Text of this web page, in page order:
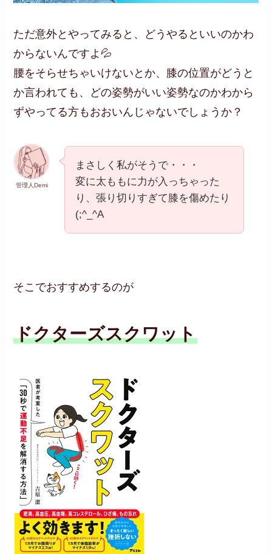
ただ意外とやってみると、どうやるといいのかわ
からないんですよ💦
腰をそらせちゃいけないとか、膝の位置がどうと
か言われても、どの姿勢がいい姿勢なのかわから
ずやってる方もおおいんじゃないでしょうか？
管理人Demi
まさしく私がそうで・・・
変に太ももに力が入っちゃった
り、張り切りすぎて膝を傷めたり
(;^_^A
そこでおすすめするのが
ドクターズスクワット